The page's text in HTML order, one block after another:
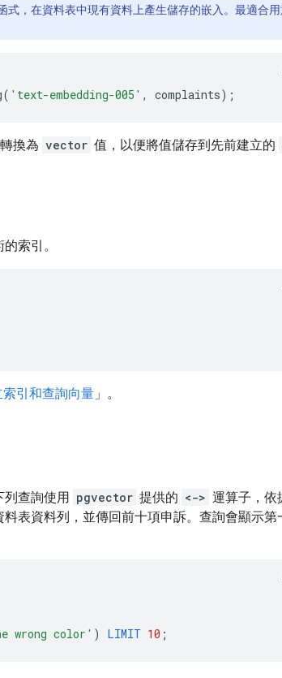
式，在資料表中現有資料上產生儲存的嵌入。最適合
( 'text-embedding-005' , complaints);
換為 vector 值，以便將值儲存到先前建立的
索引。
索引和查詢向量 」。
列查詢使用 pgvector 提供的 <-> 運算子，依
料表資料列，並傳回前十項申訴。查詢會顯示第
wrong color' ) LIMIT 10 ;